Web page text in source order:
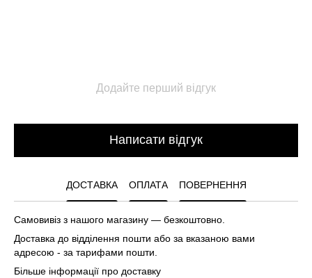
Додайте перший відгук
Написати відгук
ДОСТАВКА ОПЛАТА ПОВЕРНЕННЯ
Самовивіз з нашого магазину — безкоштовно.
Доставка до відділення пошти або за вказаною вами
адресою - за тарифами пошти.
Більше інформації про доставку